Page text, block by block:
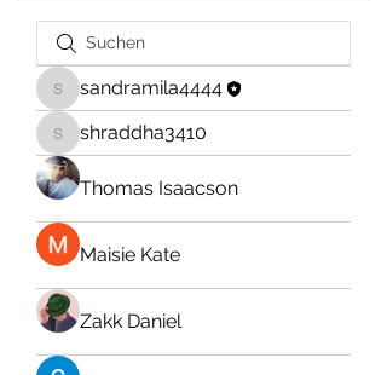
sandramila4444
sandramila4444
shraddha3410
shraddha3410
Thomas Isaacson
Maisie Kate
Zakk Daniel